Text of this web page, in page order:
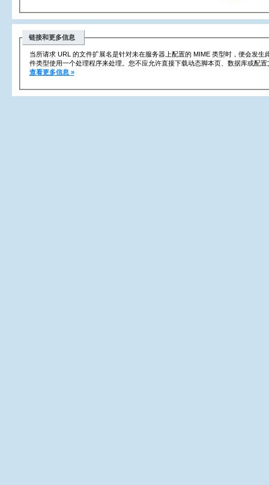
链接和更多信息
当所请求 URL 的文件扩展名是针对未在服务器上配置的 MIME 类型时，便会发
件类型使用一个处理程序来处理。您不应允许直接下载动态脚本页、数据库或配置
查看更多信息 »